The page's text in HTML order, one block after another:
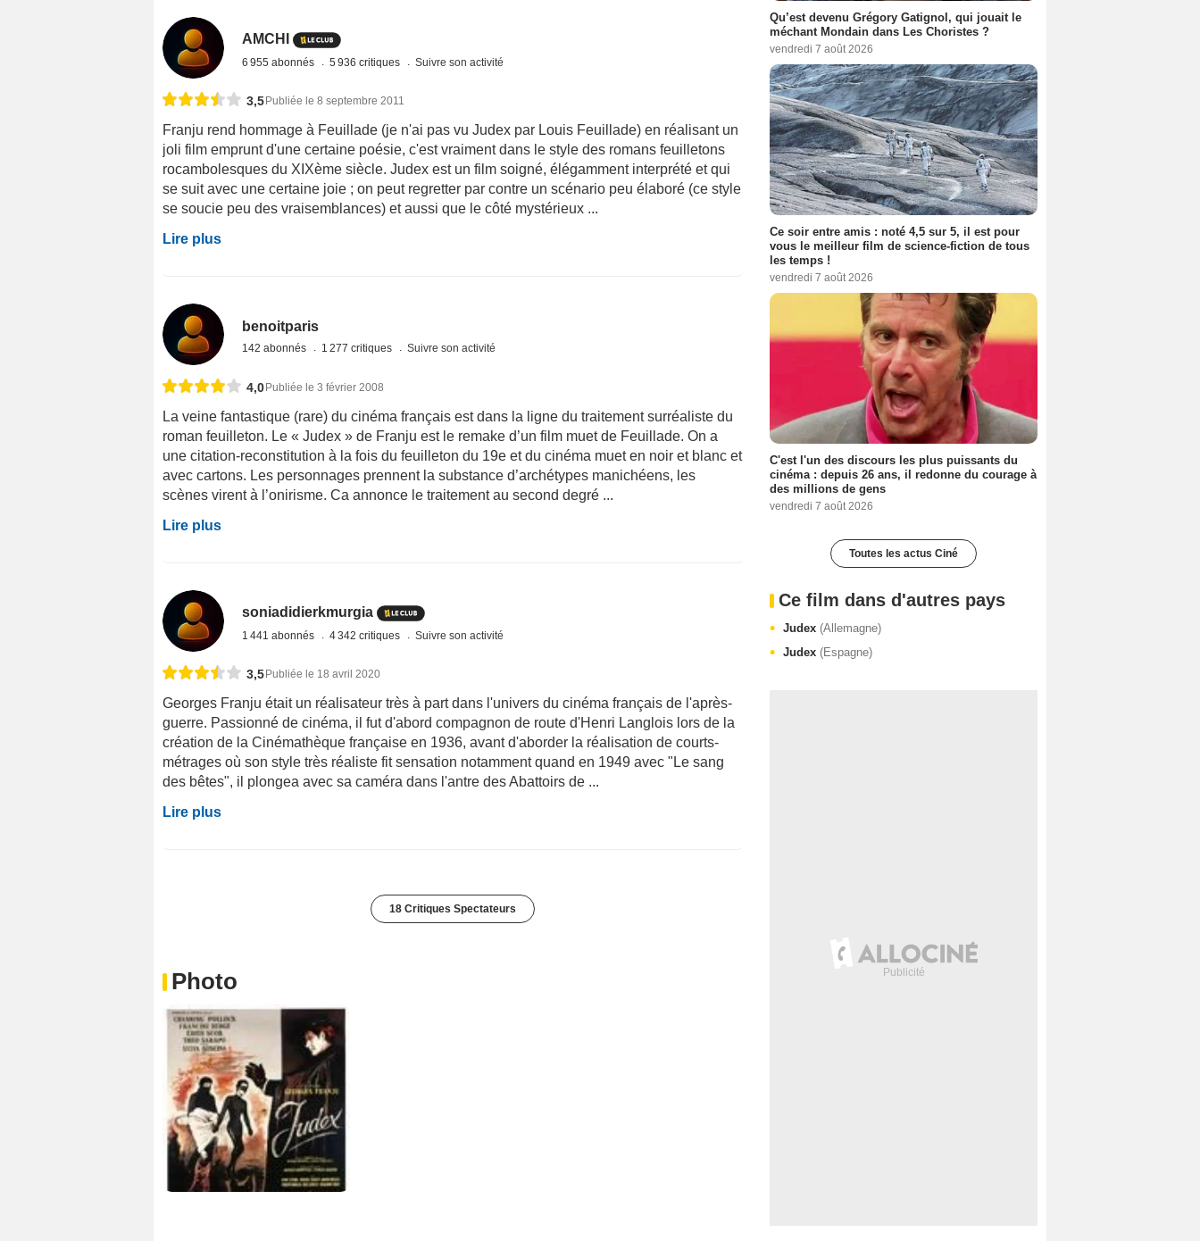
AMCHI
6 955 abonnés 5 936 critiques Suivre son activité
3,5 Publiée le 8 septembre 2011
Franju rend hommage à Feuillade (je n'ai pas vu Judex par Louis Feuillade) en réalisant un
joli film emprunt d'une certaine poésie, c'est vraiment dans le style des romans feuilletons
rocambolesques du XIXème siècle. Judex est un film soigné, élégamment interprété et qui
se suit avec une certaine joie ; on peut regretter par contre un scénario peu élaboré (ce style
se soucie peu des vraisemblances) et aussi que le côté mystérieux ...
Lire plus
benoitparis
142 abonnés 1 277 critiques Suivre son activité
4,0 Publiée le 3 février 2008
La veine fantastique (rare) du cinéma français est dans la ligne du traitement surréaliste du
roman feuilleton. Le « Judex » de Franju est le remake d’un film muet de Feuillade. On a
une citation-reconstitution à la fois du feuilleton du 19e et du cinéma muet en noir et blanc et
avec cartons. Les personnages prennent la substance d’archétypes manichéens, les
scènes virent à l’onirisme. Ca annonce le traitement au second degré ...
Lire plus
soniadidierkmurgia
1 441 abonnés 4 342 critiques Suivre son activité
3,5 Publiée le 18 avril 2020
Georges Franju était un réalisateur très à part dans l'univers du cinéma français de l'après-
guerre. Passionné de cinéma, il fut d'abord compagnon de route d'Henri Langlois lors de la
création de la Cinémathèque française en 1936, avant d'aborder la réalisation de courts-
métrages où son style très réaliste fit sensation notamment quand en 1949 avec "Le sang
des bêtes", il plongea avec sa caméra dans l'antre des Abattoirs de ...
Lire plus
18 Critiques Spectateurs
Photo
Qu’est devenu Grégory Gatignol, qui jouait le
méchant Mondain dans Les Choristes ?
vendredi 7 août 2026
Ce soir entre amis : noté 4,5 sur 5, il est pour
vous le meilleur film de science-fiction de tous
les temps !
vendredi 7 août 2026
C'est l'un des discours les plus puissants du
cinéma : depuis 26 ans, il redonne du courage à
des millions de gens
vendredi 7 août 2026
Toutes les actus Ciné
Ce film dans d'autres pays
Judex (Allemagne)
Judex (Espagne)